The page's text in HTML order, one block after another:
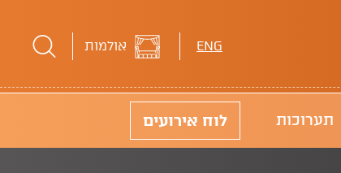
ENG אולמות
תערוכות לוח אירועים